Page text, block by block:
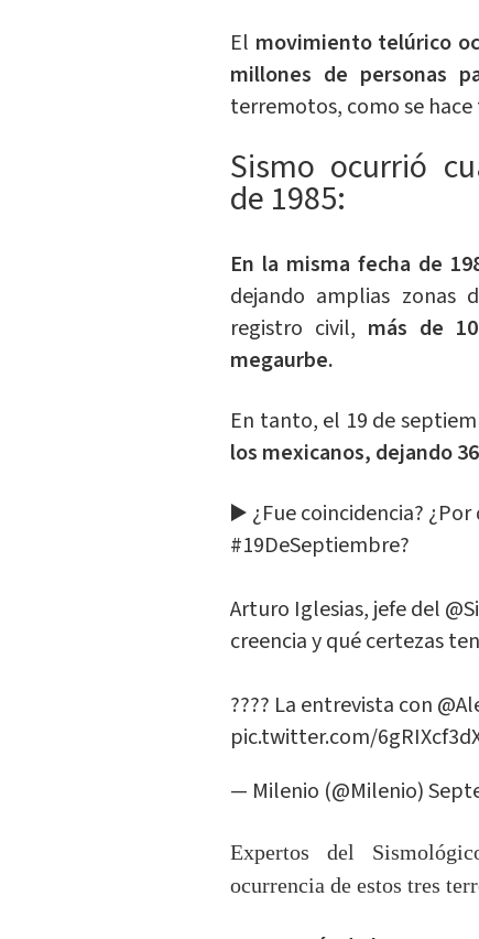
El movimiento telúrico
millones de personas
terremotos, como se
Sismo ocurrió
de 1985:
En la misma fecha de
dejando amplias zonas
registro civil, más de
megaurbe.
En tanto, el 19 de
los mexicanos, dejando
▶️ ¿Fue coincidencia?
#19DeSeptiembre?
Arturo Iglesias, jefe del
creencia y qué certezas
???? La entrevista con
pic.twitter.com/
— Milenio (@Milenio)
Expertos del
ocurrencia de estos tres